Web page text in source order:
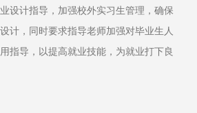
设计指导，加强校外实习生管理，确保
计，同时要求指导老师加强对毕业生人
指导，以提高就业技能，为就业打下良